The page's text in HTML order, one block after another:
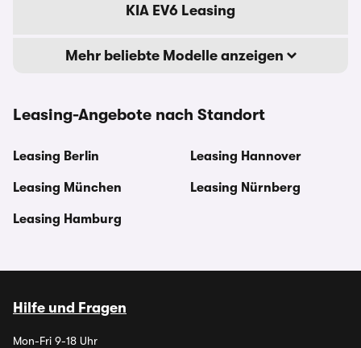
KIA EV6 Leasing
Mehr beliebte Modelle anzeigen
Leasing-Angebote nach Standort
Leasing Berlin
Leasing München
Leasing Hamburg
Leasing Hannover
Leasing Nürnberg
Hilfe und Fragen
Mon-Fri 9-18 Uhr